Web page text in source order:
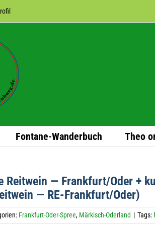
Fon­­tane-Wan­­der­­buch Theo
Reit­wein — Frankfurt/Oder +
— RE-Frank­fur­t/O­der)
Frankfurt-Oder-Spree, Märkisch-Oderland | Tags: